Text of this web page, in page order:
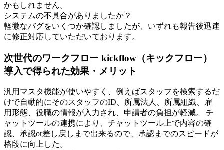
かもしれません。
システムの不具合がありましたか？
軽微なバグをいくつか確認しましたが、いずれも報告後迅速
に修正対応していただいております。
次世代のワークフロー kickflow（キックフロー）
導入で得られた効果・メリット
汎用マスタ機能が使いやすく、例えばスタッフを検索するだ
けで自動的にそのスタッフのID、所属法人、所属組織、雇
用形態、役職の情報が入力され、申請者の負担が軽減。 チ
ャットツールの連携により、チャットツール上で内容の確
認、承認or差し戻しまで出来るので、承認までのスピードが
格段に向上した。